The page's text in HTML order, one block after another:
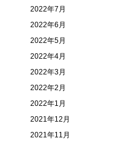
2022年7月
2022年6月
2022年5月
2022年4月
2022年3月
2022年2月
2022年1月
2021年12月
2021年11月